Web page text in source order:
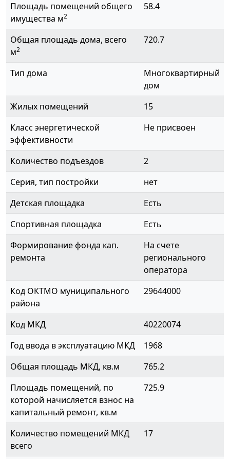
Площадь помещений общего
имущества м2
58.4
Общая площадь дома, всего
м2
720.7
Тип дома
Многоквартирный
дом
Жилых помещений
15
Класс энергетической
эффективности
Не присвоен
Количество подъездов
2
Серия, тип постройки
нет
Детская площадка
Есть
Спортивная площадка
Есть
Формирование фонда кап.
ремонта
На счете
регионального
оператора
Код ОКТМО муниципального
района
29644000
Код МКД
40220074
Год ввода в эксплуатацию МКД
1968
Общая площадь МКД, кв.м
765.2
Площадь помещений, по
которой начисляется взнос на
капитальный ремонт, кв.м
725.9
Количество помещений МКД
всего
17